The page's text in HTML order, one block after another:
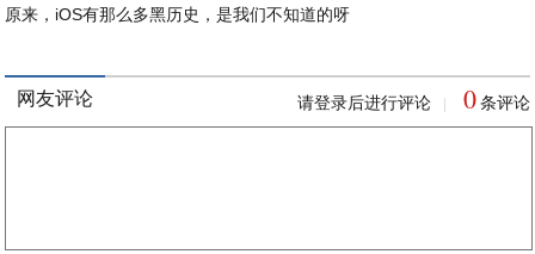
原来，iOS有那么多黑历史，是我们不知道的呀
网友评论 请登录后进行评论 | 0 条评论